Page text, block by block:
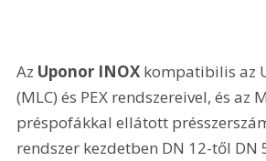
Az Uponor INOX kompatibilis az
(MLC) és PEX rendszereivel, és az
préspofákkal ellátott
rendszer kezdetben DN 12-től DN